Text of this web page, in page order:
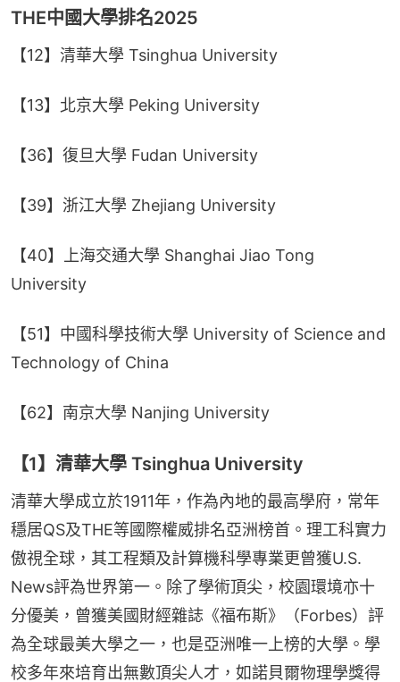
THE中國大學排名2025
【12】清華大學 Tsinghua University
【13】北京大學 Peking University
【36】復旦大學 Fudan University
【39】浙江大學 Zhejiang University
【40】上海交通大學 Shanghai Jiao Tong
University
【51】中國科學技術大學 University of Science and
Technology of China
【62】南京大學 Nanjing University
【1】清華大學 Tsinghua University
清華大學成立於1911年，作為內地的最高學府，常年
穩居QS及THE等國際權威排名亞洲榜首。理工科實力
傲視全球，其工程類及計算機科學專業更曾獲U.S.
News評為世界第一。除了學術頂尖，校園環境亦十
分優美，曾獲美國財經雜誌《福布斯》（Forbes）評
為全球最美大學之一，也是亞洲唯一上榜的大學。學
校多年來培育出無數頂尖人才，如諾貝爾物理學獎得